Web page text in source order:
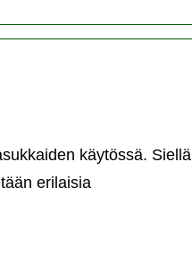
käytössä. Siellä
erilaisia